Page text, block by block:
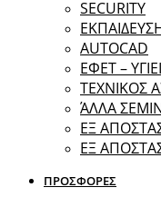
SECURITY
ΑUTOCAD
ΕΦΕΤ –
ΤΕΧΝΙΚΟΣ
ΆΛΛΑ
EΞ
ΕΞ
ΠΡΟΣΦΟΡΕΣ